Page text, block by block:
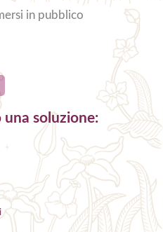
in pubblico
soluzione: